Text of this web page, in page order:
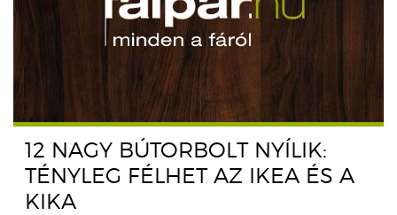
12 NAGY BÚTORBOLT NYÍLIK:
TÉNYLEG FÉLHET AZ IKEA ÉS A
KIKA